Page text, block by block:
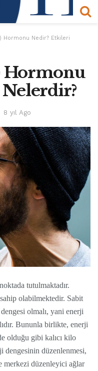
Hormonu Nedir? Etkileri
Hormonu
8 yıl Ago
tutulmaktadır.
sahip olabilmektedir. Sabit
olmalı, yani enerji
Bununla birlikte, enerji
olduğu gibi kalıcı kilo
dengesinin düzenlenmesi,
merkezi düzenleyici ağlar